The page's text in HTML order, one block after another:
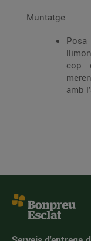
Muntatge
cop
amb